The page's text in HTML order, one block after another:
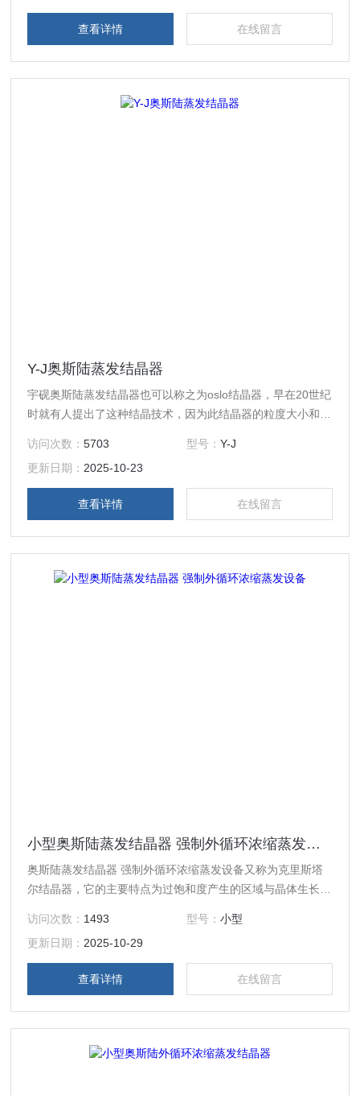
查看详情 在线留言
Y-J奥斯陆蒸发结晶器
宇砚奥斯陆蒸发结晶器也可以称之为oslo结晶器，早在20世纪
时就有人提出了这种结晶技术，因为此结晶器的粒度大小和运
有这很好的作用，宇砚生产的适用于食盐、冶金、味精、水产
物加工、软水制造等行业连续性蒸发结晶*设备，此设备非常
适用于高校、研究所和企事业单位实验室研发部门及小批量生
访问次数：5703 型号： Y-J
更新日期： 2025-10-23
查看详情 在线留言
小型奥斯陆蒸发结晶器 强制外循环浓缩蒸发设备
奥斯陆蒸发结晶器 强制外循环浓缩蒸发设备又称为克里斯塔
尔结晶器，它的主要特点为过饱和度产生的区域与晶体生长区
体生长提供一个良好的条件。
访问次数： 1493 型号： 小型
更新日期： 2025-10-29
查看详情 在线留言